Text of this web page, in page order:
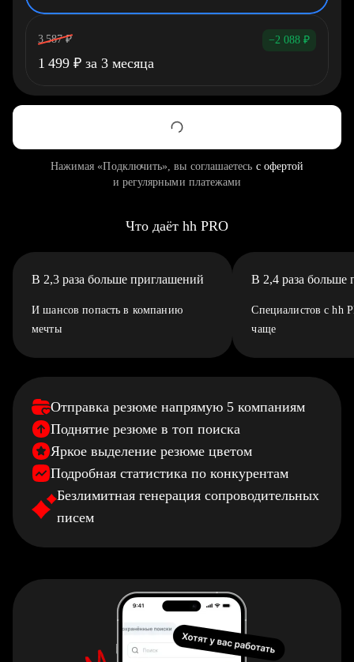
3 587 ₽ −2 088 ₽
1 499 ₽ за 3 месяца
Нажимая «Подключить», вы соглашаетесь с офертой
и регулярными платежами
Что даёт hh PRO
В 2,3 раза больше приглашений
И шансов попасть в компанию
мечты
В 2,4 раза больше
Специалистов с hh
чаще
Отправка резюме напрямую 5 компаниям
Поднятие резюме в топ поиска
Яркое выделение резюме цветом
Подробная статистика по конкурентам
Безлимитная генерация сопроводительных
писем